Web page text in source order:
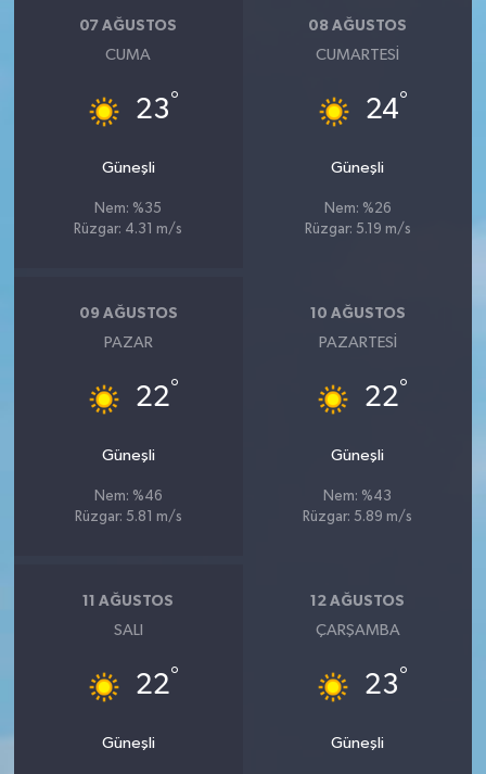
07 AĞUSTOS
CUMA
23°
Güneşli
Nem: %35
Rüzgar: 4.31 m/s
08 AĞUSTOS
CUMARTESI
24°
Güneşli
Nem: %26
Rüzgar: 5.19 m/s
09 AĞUSTOS
PAZAR
22°
Güneşli
Nem: %46
Rüzgar: 5.81 m/s
10 AĞUSTOS
PAZARTESI
22°
Güneşli
Nem: %43
Rüzgar: 5.89 m/s
11 AĞUSTOS
SALI
22°
Güneşli
12 AĞUSTOS
ÇARŞAMBA
23°
Güneşli